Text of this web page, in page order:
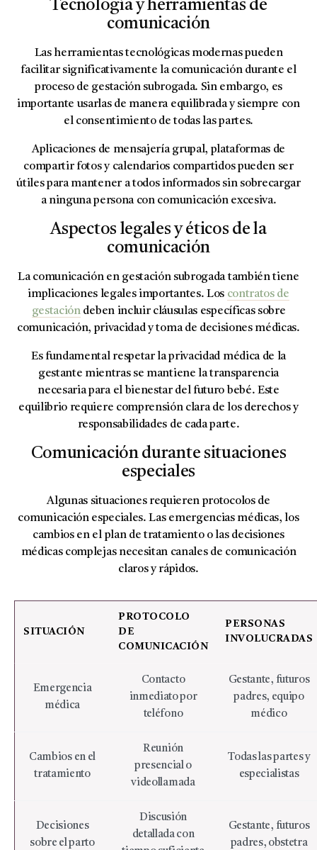
Tecnología y herramientas de
comunicación
Las herramientas tecnológicas modernas pueden
facilitar significativamente la comunicación durante el
proceso de gestación subrogada. Sin embargo, es
importante usarlas de manera equilibrada y siempre con
el consentimiento de todas las partes.
Aplicaciones de mensajería grupal, plataformas de
compartir fotos y calendarios compartidos pueden ser
útiles para mantener a todos informados sin sobrecargar
a ninguna persona con comunicación excesiva.
Aspectos legales y éticos de la
comunicación
La comunicación en gestación subrogada también tiene
implicaciones legales importantes. Los contratos de
gestacióndeben incluir cláusulas específicas sobre
comunicación, privacidad y toma de decisiones médicas.
Es fundamental respetar la privacidad médica de la
gestante mientras se mantiene la transparencia
necesaria para el bienestar del futuro bebé. Este
equilibrio requiere comprensión clara de los derechos y
responsabilidades de cada parte.
Comunicación durante situaciones
especiales
Algunas situaciones requieren protocolos de
comunicación especiales. Las emergencias médicas, los
cambios en el plan de tratamiento o las decisiones
médicas complejas necesitan canales de comunicación
claros y rápidos.
SITUACIÓN
PROTOCOLO
DE
COMUNICACIÓN
PERSONAS
INVOLUCRADAS
Emergencia
médica
Contacto
inmediato por
teléfono
Gestante, futuros
padres, equipo
médico
Cambios en el
tratamiento
Reunión
presencial o
videollamada
Todas las partes y
especialistas
Decisiones
sobre el parto
Discusión
detallada con
Gestante, futuros
padres, obstetra